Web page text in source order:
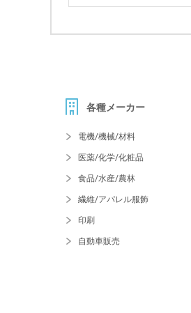
各種メーカー
電機/機械/材料
医薬/化学/化粧品
食品/水産/農林
繊維/アパレル服飾
印刷
自動車販売